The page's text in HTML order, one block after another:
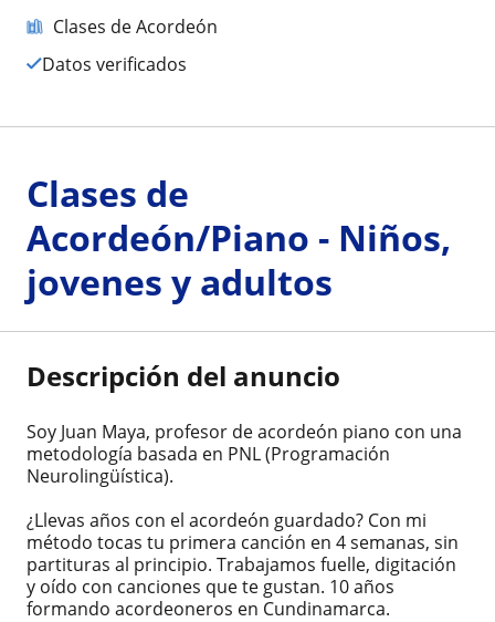
Clases de Acordeón
Datos verificados
Clases de
Acordeón/Piano - Niños,
jovenes y adultos
Descripción del anuncio
Soy Juan Maya, profesor de acordeón piano con una
metodología basada en PNL (Programación
Neurolingüística).
¿Llevas años con el acordeón guardado? Con mi
método tocas tu primera canción en 4 semanas, sin
partituras al principio. Trabajamos fuelle, digitación
y oído con canciones que te gustan. 10 años
formando acordeoneros en Cundinamarca.